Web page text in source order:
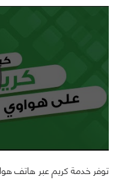
توفر خدمة كريم عبر هاتف